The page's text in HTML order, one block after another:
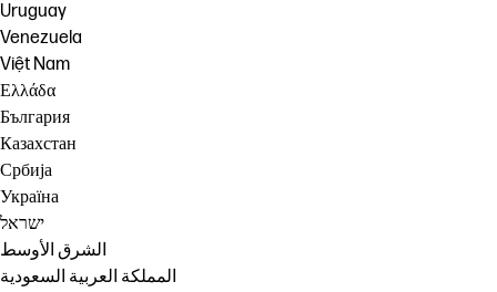
Uruguay
Venezuela
Việt Nam
Ελλάδα
България
Казахстан
Србија
Україна
ישראל
الشرق الأوسط
المملكة العربية السعودية